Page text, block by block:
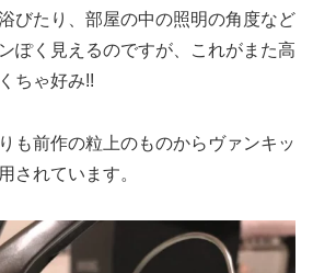
びたり、部屋の中の照明の角度など
ぽく見えるのですが、これがまた高
ちゃ好み!!
も前作の粒上のものからヴァンキッ
されています。